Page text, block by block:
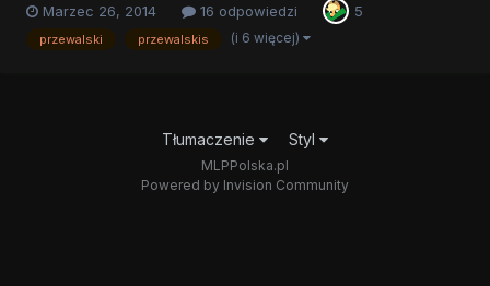
fandomu! 21 kwietnia, w poniedziałek wielkanocny, w oliwskim
klubie X kwadrat odbędzie się koncert dwóch zacnych ka...
Marzec 26, 2014 16 odpowiedzi 5
przewalski przewalskis (i 6 więcej)
Tłumaczenie Styl
MLPPolska.pl
Powered by Invision Community